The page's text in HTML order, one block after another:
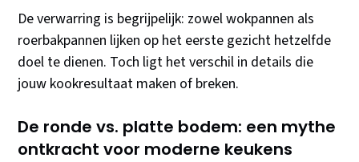
De verwarring is begrijpelijk: zowel wokpannen als
roerbakpannen lijken op het eerste gezicht hetzelfde
doel te dienen. Toch ligt het verschil in details die
jouw kookresultaat maken of breken.
De ronde vs. platte bodem: een mythe
ontkracht voor moderne keukens